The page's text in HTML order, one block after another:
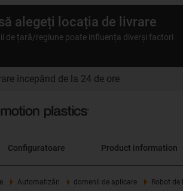
alegeți locația de livrare
de țară/regiune poate influența diverși factori
începând de la 24 de ore
Configuratoare Product information
Automatizări domenii de aplicare Robot de